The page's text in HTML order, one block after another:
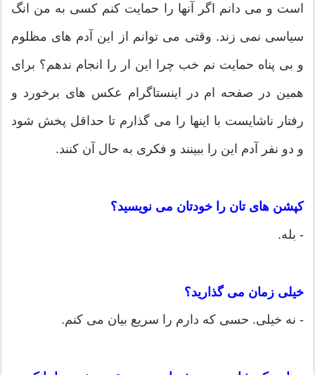
است و می دانم اگر آنها را حمایت کنم کسی به من انگ
سیاسی نمی زند. وقتی می توانم از این آدم های مظلوم
و بی پناه حمایت نم خب چرا این ار را انجام ندهم؟ برای
همین در صفحه ام در اینستاگرام عکس های برخورد و
رفتار ناشایست با اینها را می گذارم تا حداقل پخش شود
و دو نفر آدم این را ببینند و فکری به حال آن کنند.
کپشن های تان را خودتان می نویسید؟
- بله.
خیلی زمان می گذارید؟
- نه خیلی. حسی که دارم را سریع بیان می کنم.